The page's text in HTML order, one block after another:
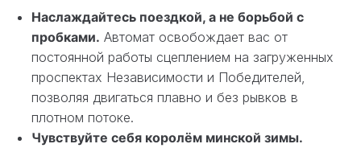
Наслаждайтесь поездкой, а не борьбой с
пробками. Автомат освобождает вас от
постоянной работы сцеплением на загруженных
проспектах Независимости и Победителей,
позволяя двигаться плавно и без рывков в
плотном потоке.
Чувствуйте себя королём минской зимы.